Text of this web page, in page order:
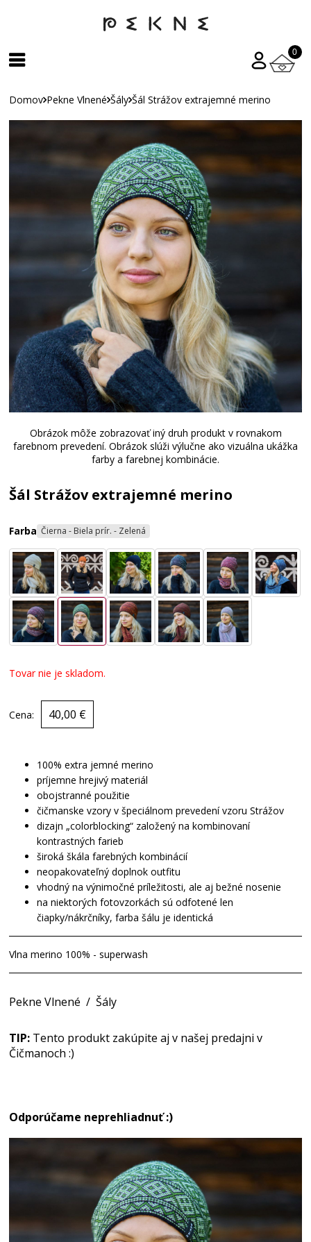
0
Domov Pekne Vlnené Šály Šál Strážov extrajemné merino
Obrázok môže zobrazovať iný druh produkt v rovnakom
farebnom prevedení. Obrázok slúži výlučne ako vizuálna ukážka
farby a farebnej kombinácie.
Šál Strážov extrajemné merino
Farba Čierna - Biela prír. - Zelená
Tovar nie je skladom.
Cena: 40,00 €
100% extra jemné merino
príjemne hrejivý materiál
obojstranné použitie
čičmanske vzory v špeciálnom prevedení vzoru Strážov
dizajn „colorblocking“ založený na kombinovaní
kontrastných farieb
široká škála farebných kombinácií
neopakovateľný doplnok outfitu
vhodný na výnimočné príležitosti, ale aj bežné nosenie
na niektorých fotovzorkách sú odfotené len
čiapky/nákrčníky, farba šálu je identická
Vlna merino 100% - superwash
Pekne Vlnené /Šály
TIP: Tento produkt zakúpite aj v našej predajni v
Čičmanoch :)
Odporúčame neprehliadnuť :)